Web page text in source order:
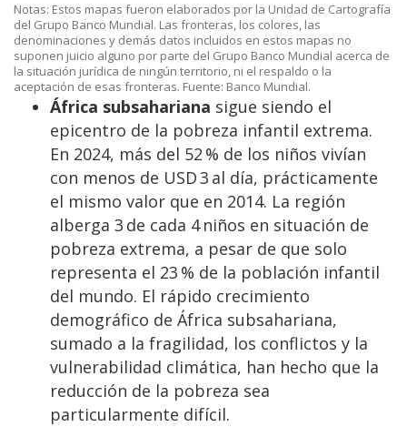
Notas: Estos mapas fueron elaborados por la Unidad de Cartografía
del Grupo Banco Mundial. Las fronteras, los colores, las
denominaciones y demás datos incluidos en estos mapas no
suponen juicio alguno por parte del Grupo Banco Mundial acerca de
la situación jurídica de ningún territorio, ni el respaldo o la
aceptación de esas fronteras. Fuente: Banco Mundial.
África subsahariana sigue siendo el
epicentro de la pobreza infantil extrema.
En 2024, más del 52 % de los niños vivían
con menos de USD 3 al día, prácticamente
el mismo valor que en 2014. La región
alberga 3 de cada 4 niños en situación de
pobreza extrema, a pesar de que solo
representa el 23 % de la población infantil
del mundo. El rápido crecimiento
demográfico de África subsahariana,
sumado a la fragilidad, los conflictos y la
vulnerabilidad climática, han hecho que la
reducción de la pobreza sea
particularmente difícil.